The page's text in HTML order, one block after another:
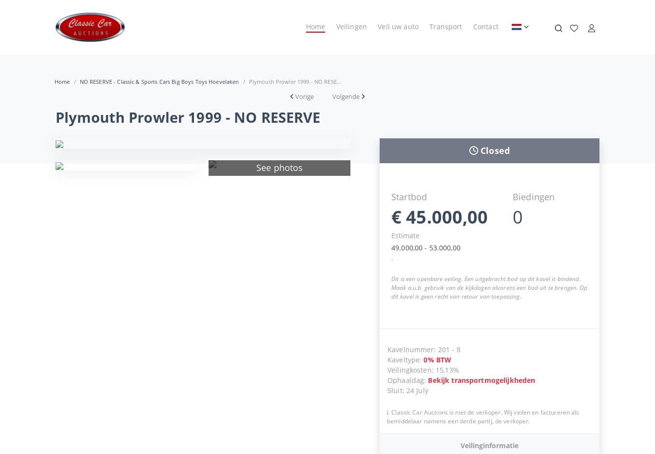
Home Veilingen Veil uw auto Transport Contact
Home NO RESERVE - Classic & Sports Cars Big Boys Toys Hoevelaken Plymouth Prowler 1999 - NO RESE...
Vorige Volgende
Plymouth Prowler 1999 - NO RESERVE
See photos
Closed
Startbod
€45.000,00
Biedingen
0
Estimate
49.000,00 - 53.000,00
.
Dit is een openbare veiling. Een uitgebracht bod op dit kavel is bindend.
Maak a.u.b. gebruik van de kijkdagen alvorens een bod uit te brengen. Op
dit kavel is geen recht van retour van toepassing.
Kavelnummer: 201 - 8
Kaveltype:0% BTW
Veilingkosten: 15,13%
Ophaaldag: Bekijk transportmogelijkheden
Sluit: 24 July
Classic Car Auctions is niet de verkoper. Wij veilen en factureren als
bemiddelaar namens een derde partij, de verkoper.
Veilinginformatie